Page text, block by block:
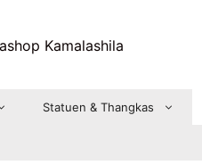
Statuen & Thangkas